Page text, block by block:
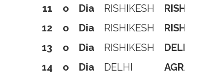
11
o Dia RISHIKESH
RISHIKESH
12
o Dia RISHIKESH
RISHIKESH
13
o Dia RISHIKESH
DELHI
14
o Dia DELHI
AGRA